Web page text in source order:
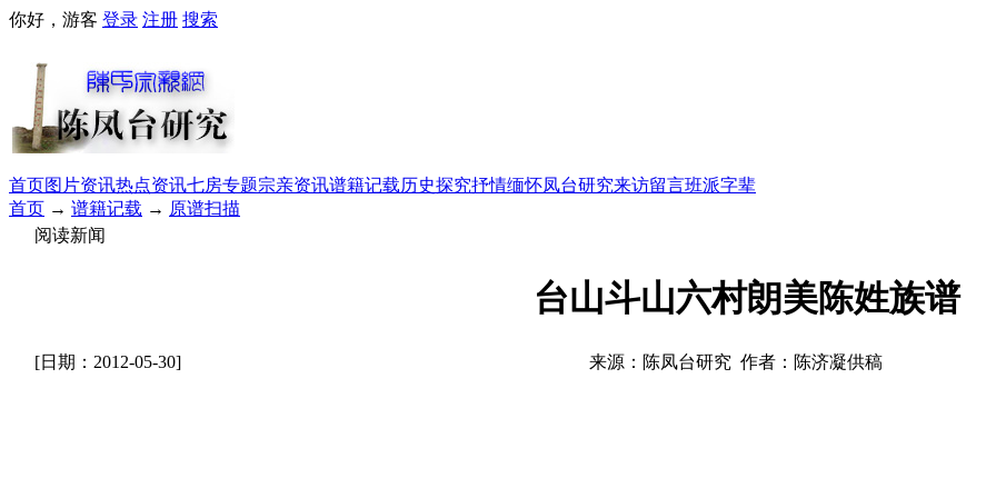
你好，游客 登录 注册 搜索
首页图片资讯热点资讯七房专题宗亲资讯谱籍记载历史探究抒情缅怀凤台研究来访留言班派字辈
首页 → 谱籍记载 → 原谱扫描
阅读新闻
台山斗山六村朗美陈姓族谱
[日期：2012-05-30] 来源：陈凤台研究 作者：陈济凝供稿